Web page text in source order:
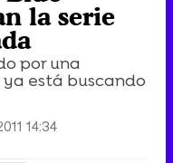
la serie
por una
está buscando
14:34